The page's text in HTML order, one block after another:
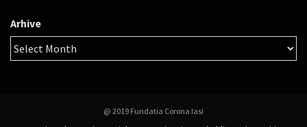
Arhive
@ 2019 Fundatia Corona Iasi